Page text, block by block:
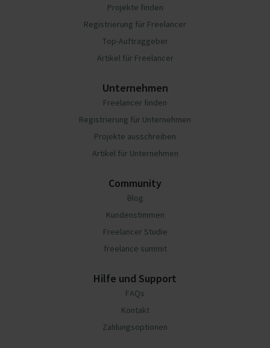
Projekte finden
Registrierung für Freelancer
Top-Auftraggeber
Artikel für Freelancer
Unternehmen
Freelancer finden
Registrierung für Unternehmen
Projekte ausschreiben
Artikel für Unternehmen
Community
Blog
Kundenstimmen
Freelancer Studie
freelance summit
Hilfe und Support
FAQs
Kontakt
Zahlungsoptionen